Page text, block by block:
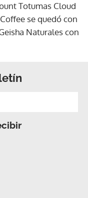
Totumas Cloud
se quedó con
Naturales con